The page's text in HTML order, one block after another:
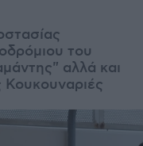
του
αλλά και
Κουκουναριές